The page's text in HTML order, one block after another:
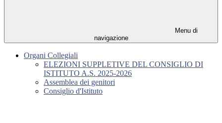
Menu di
navigazione
Organi Collegiali
ELEZIONI SUPPLETIVE DEL CONSIGLIO DI
ISTITUTO A.S. 2025-2026
Assemblea dei genitori
Consiglio d'Istituto